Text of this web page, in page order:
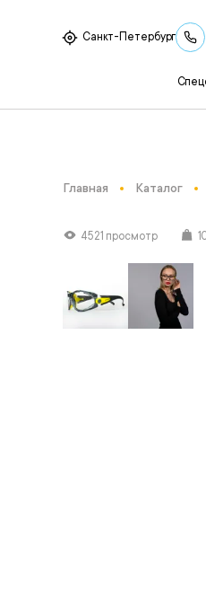
Санкт-Петербург
Главная Каталог
4521 просмотр